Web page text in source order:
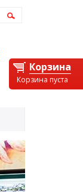
Корзина
Корзина пуста